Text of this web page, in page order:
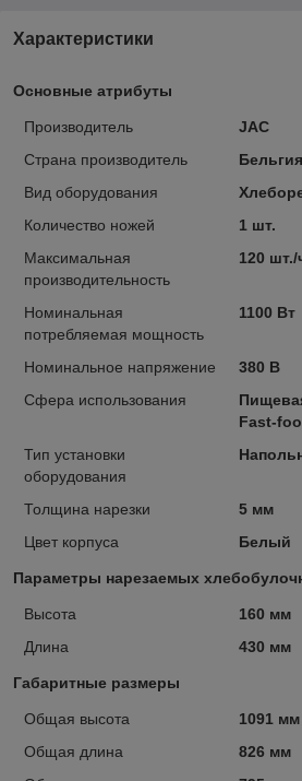
Характеристики
Основные атрибуты
Производитель
JAC
Страна производитель
Бельгия
Вид оборудования
Количество ножей
1 шт.
Максимальная
производительность
120 шт./
Номинальная
потребляемая мощность
1100 Вт
Номинальное напряжение
380 В
Сфера использования
Fast-
Тип установки
оборудования
Толщина нарезки
5 мм
Цвет корпуса
Белый
Параметры нарезаемых
Высота
160 мм
Длина
430 мм
Габаритные размеры
Общая высота
1091 мм
Общая длина
826 мм